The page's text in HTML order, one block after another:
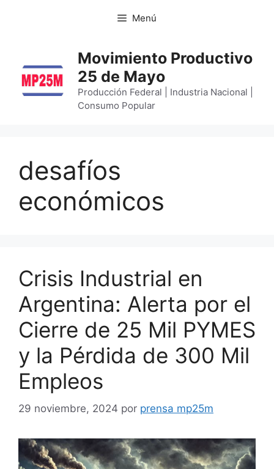
Menú
Movimiento Productivo
25 de Mayo
Producción Federal | Industria Nacional |
Consumo Popular
desafíos
económicos
Crisis Industrial en
Argentina: Alerta por el
Cierre de 25 Mil PYMES
y la Pérdida de 300 Mil
Empleos
29 noviembre, 2024 por prensa mp25m